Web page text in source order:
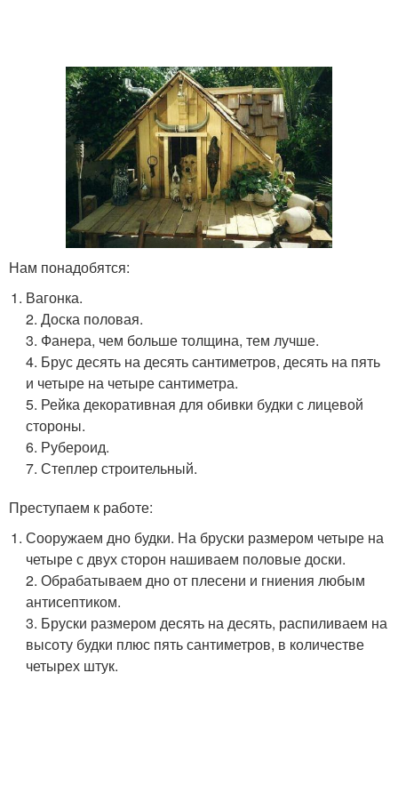
Нам понадобятся:
Вагонка.
2. Доска половая.
3. Фанера, чем больше толщина, тем лучше.
4. Брус десять на десять сантиметров, десять на пять
и четыре на четыре сантиметра.
5. Рейка декоративная для обивки будки с лицевой
стороны.
6. Рубероид.
7. Степлер строительный.
Преступаем к работе:
Сооружаем дно будки. На бруски размером четыре на
четыре с двух сторон нашиваем половые доски.
2. Обрабатываем дно от плесени и гниения любым
антисептиком.
3. Бруски размером десять на десять, распиливаем на
высоту будки плюс пять сантиметров, в количестве
четырех штук.